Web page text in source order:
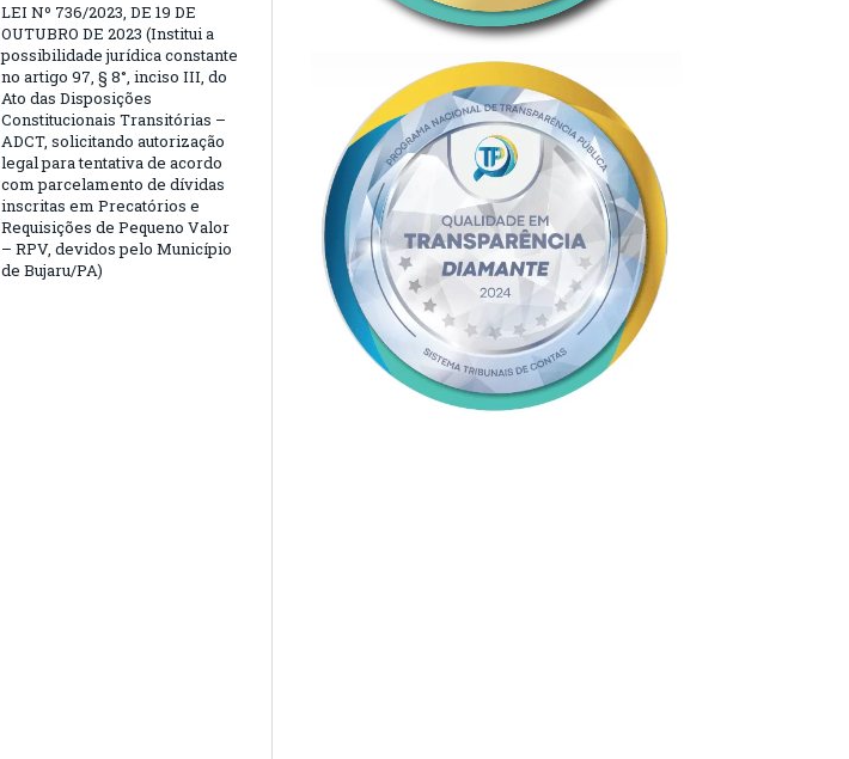
LEI Nº 736/2023, DE 19 DE
OUTUBRO DE 2023 (Institui a
possibilidade jurídica constante
no artigo 97, § 8°, inciso III, do
Ato das Disposições
Constitucionais Transitórias –
ADCT, solicitando autorização
legal para tentativa de acordo
com parcelamento de dívidas
inscritas em Precatórios e
Requisições de Pequeno Valor
– RPV, devidos pelo Município
de Bujaru/PA)